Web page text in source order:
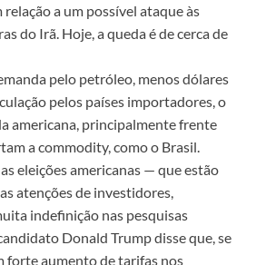
relação a um possível ataque às
do Irã. Hoje, a queda é de cerca de
pelo petróleo, menos dólares
pelos países importadores, o
americana, principalmente frente
a commodity, como o Brasil.
eleições americanas — que estão
atenções de investidores,
indefinição nas pesquisas
Donald Trump disse que, se
forte aumento de tarifas nos